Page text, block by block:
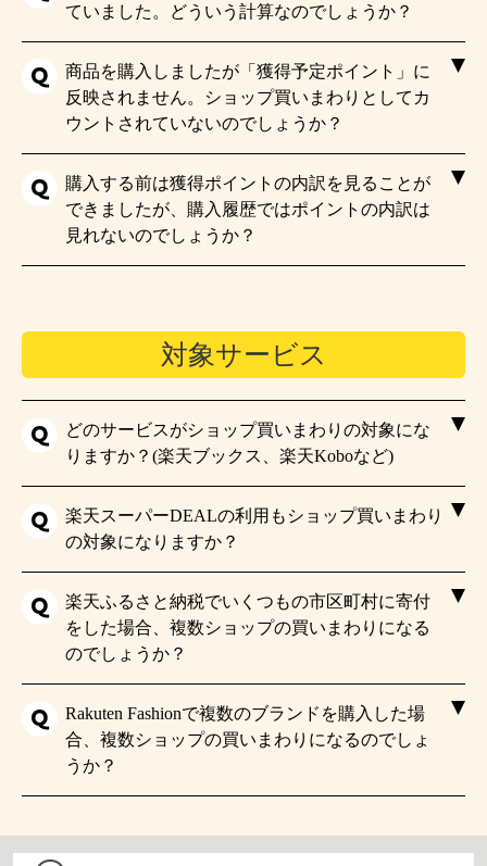
ていました。どういう計算なのでしょうか？
商品を購入しましたが「獲得予定ポイント」に
反映されません。ショップ買いまわりとしてカ
ウントされていないのでしょうか？
購入する前は獲得ポイントの内訳を見ることが
できましたが、購入履歴ではポイントの内訳は
見れないのでしょうか？
対象サービス
どのサービスがショップ買いまわりの対象にな
りますか？(楽天ブックス、楽天Koboなど)
楽天スーパーDEALの利用もショップ買いまわり
の対象になりますか？
楽天ふるさと納税でいくつもの市区町村に寄付
をした場合、複数ショップの買いまわりになる
のでしょうか？
Rakuten Fashionで複数のブランドを購入した場
合、複数ショップの買いまわりになるのでしょ
うか？